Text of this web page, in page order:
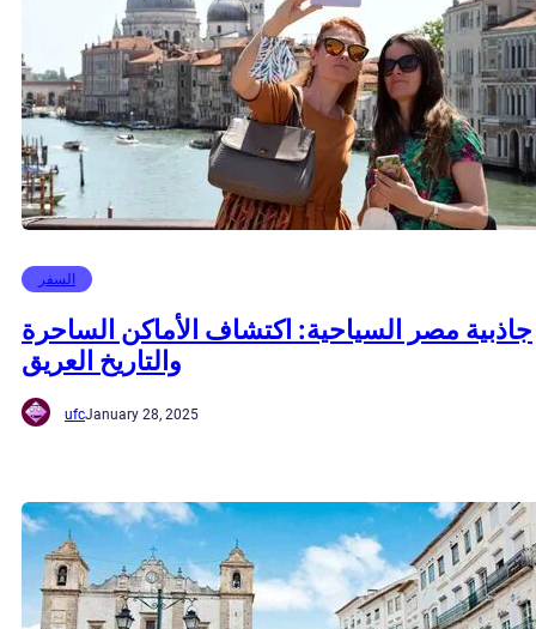
السفر
جاذبية مصر السياحية: اكتشاف الأماكن الساحرة
والتاريخ العريق
ufcJanuary 28, 2025